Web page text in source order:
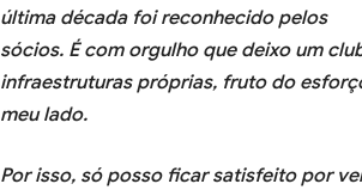
última década foi reconhecido pelos
sócios. É com orgulho que deixo um
infraestruturas próprias, fruto do
meu lado.
Por isso, só posso ficar satisfeito por